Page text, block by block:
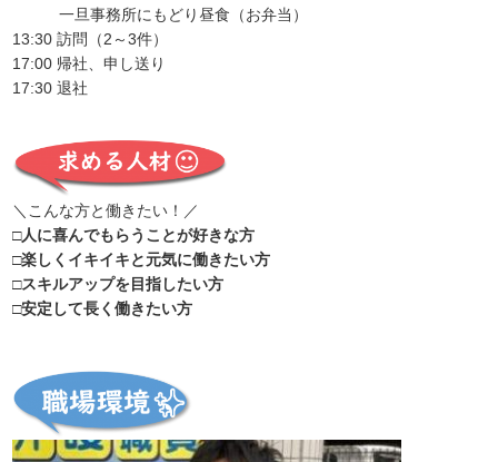
一旦事務所にもどり昼食（お弁当）
13:30 訪問（2～3件）
17:00 帰社、申し送り
17:30 退社
＼こんな方と働きたい！／
□人に喜んでもらうことが好きな方
□楽しくイキイキと元気に働きたい方
□スキルアップを目指したい方
□安定して長く働きたい方